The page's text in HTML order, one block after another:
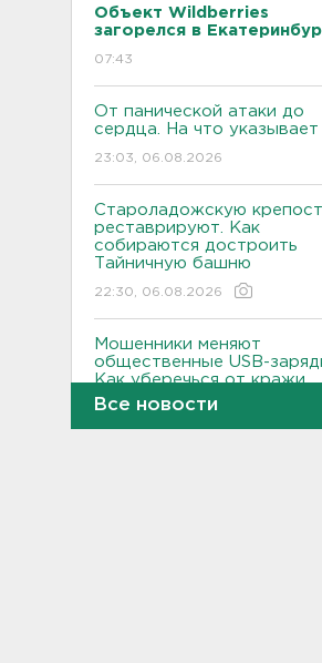
Объект Wildberries
загорелся в
07:43
От панической атаки до
сердца. На что указывает
23:03, 06.08.2026
Староладожскую
реставрируют. Как
собираются достроить
Тайничную башню
22:30, 06.08.2026
Мошенники меняют
общественные USB-
Как уберечься от кражи
данных
Все новости